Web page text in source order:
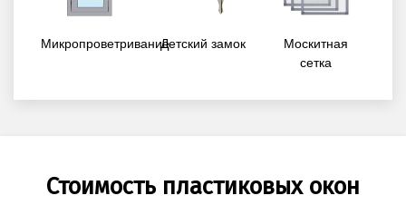
МикропроветриваниеДетский замок
Москитная
сетка
Стоимость пластиковых окон